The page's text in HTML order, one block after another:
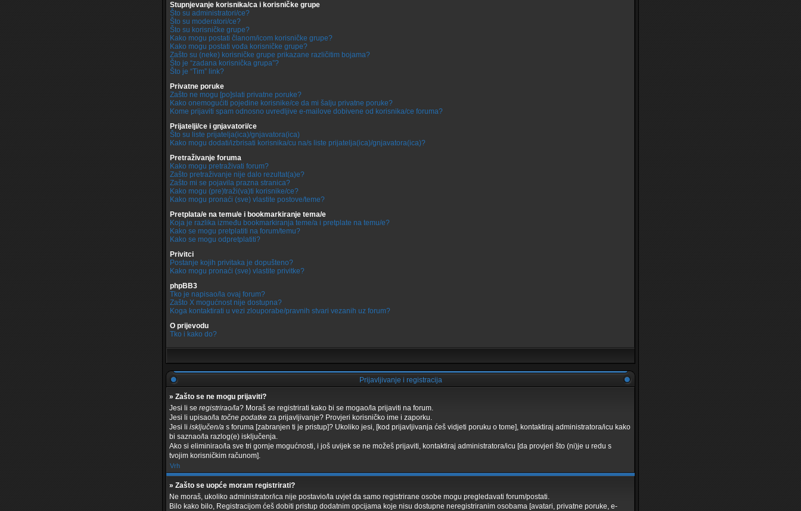
Stupnjevanje korisnika/ca i korisničke grupe
Što su administratori/ce?
Što su moderatori/ce?
Što su korisničke grupe?
Kako mogu postati članom/icom korisničke grupe?
Kako mogu postati vođa korisničke grupe?
Zašto su (neke) korisničke grupe prikazane različitim bojama?
Što je “zadana korisnička grupa”?
Što je “Tim” link?
Privatne poruke
Zašto ne mogu [po]slati privatne poruke?
Kako onemogućiti pojedine korisnike/ce da mi šalju privatne poruke?
Kome prijaviti spam odnosno uvredljive e-mailove dobivene od korisnika/ce foruma?
Prijatelji/ce i gnjavatori/ce
Što su liste prijatelja(ica)/gnjavatora(ica)
Kako mogu dodati/izbrisati korisnika/cu na/s liste prijatelja(ica)/gnjavatora(ica)?
Pretraživanje foruma
Kako mogu pretraživati forum?
Zašto pretraživanje nije dalo rezultat(a)e?
Zašto mi se pojavila prazna stranica?
Kako mogu (pre)traži(va)ti korisnike/ce?
Kako mogu pronaći (sve) vlastite postove/teme?
Pretplata/e na temu/e i bookmarkiranje tema/e
Koja je razlika između bookmarkiranja teme/a i pretplate na temu/e?
Kako se mogu pretplatiti na forum/temu?
Kako se mogu odpretplatiti?
Privitci
Postanje kojih privitaka je dopušteno?
Kako mogu pronaći (sve) vlastite privitke?
phpBB3
Tko je napisao/la ovaj forum?
Zašto X mogućnost nije dostupna?
Koga kontaktirati u vezi zlouporabe/pravnih stvari vezanih uz forum?
O prijevodu
Tko i kako do?
Prijavljivanje i registracija
» Zašto se ne mogu prijaviti?
Jesi li se registrirao/la? Moraš se registrirati kako bi se mogao/la prijaviti na forum.
Jesi li upisao/la točne podatke za prijavljivanje? Provjeri korisničko ime i zaporku.
Jesi li isključen/a s foruma [zabranjen ti je pristup]? Ukoliko jesi, [kod prijavljivanja ćeš vidjeti poruku o tome], kontaktiraj administratora/icu kako
bi saznao/la razlog(e) isključenja.
Ako si eliminirao/la sve tri gornje mogućnosti, i još uvijek se ne možeš prijaviti, kontaktiraj administratora/icu [da provjeri što (ni)je u redu s
tvojim korisničkim računom].
Vrh
» Zašto se uopće moram registrirati?
Ne moraš, ukoliko administrator/ica nije postavio/la uvjet da samo registrirane osobe mogu pregledavati forum/postati.
Bilo kako bilo, Registracijom ćeš dobiti pristup dodatnim opcijama koje nisu dostupne neregistriranim osobama [avatari, privatne poruke, e-